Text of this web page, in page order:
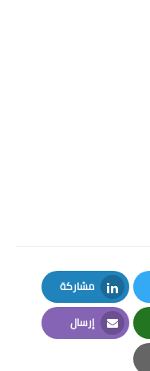
مشاركة
LinkedIn
إرسال
Email